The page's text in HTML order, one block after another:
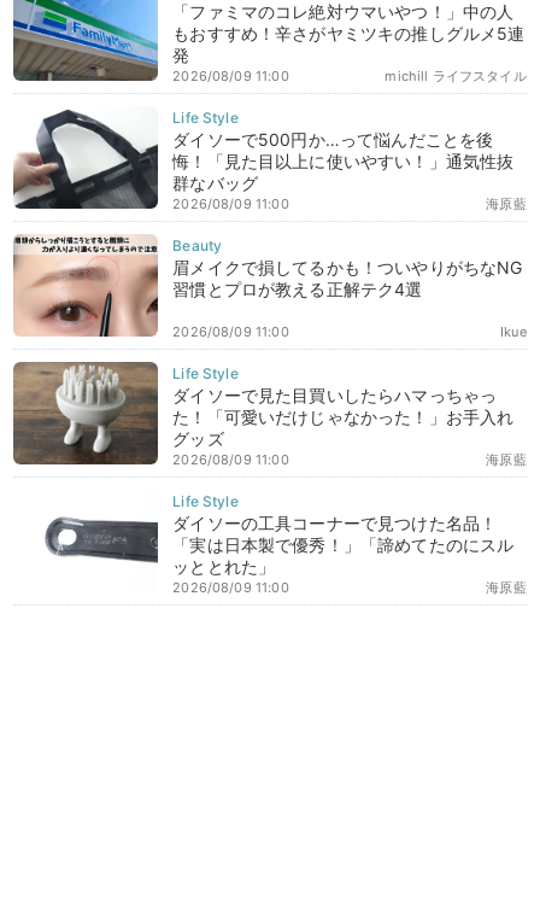
「ファミマのコレ絶対ウマいやつ！」中の人
もおすすめ！辛さがヤミツキの推しグルメ5連
発
michill ライフスタイル
2026/08/09 11:00
ダイソーで500円か…って悩んだことを後
悔！「見た目以上に使いやすい！」通気性抜
群なバッグ
海原藍
2026/08/09 11:00
眉メイクで損してるかも！ついやりがちなNG
習慣とプロが教える正解テク4選
Ikue
2026/08/09 11:00
ダイソーで見た目買いしたらハマっちゃっ
た！「可愛いだけじゃなかった！」お手入れ
グッズ
海原藍
2026/08/09 11:00
ダイソーの工具コーナーで見つけた名品！
「実は日本製で優秀！」「諦めてたのにスル
ッととれた」
海原藍
2026/08/09 11:00